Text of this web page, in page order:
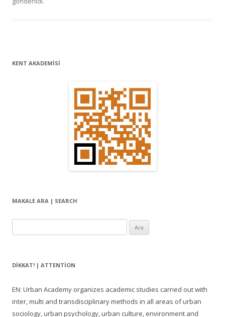
KENT AKADEMİSİ
MAKALE ARA | SEARCH
DIKKAT! | ATTENTION
EN: Urban Academy organizes academic studies carried out with
inter, multi and transdisciplinary methods in all areas of urban
sociology, urban psychology, urban culture, environment and